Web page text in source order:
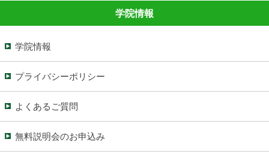
学院情報
学院情報
プライバシーポリシー
よくあるご質問
無料説明会のお申込み